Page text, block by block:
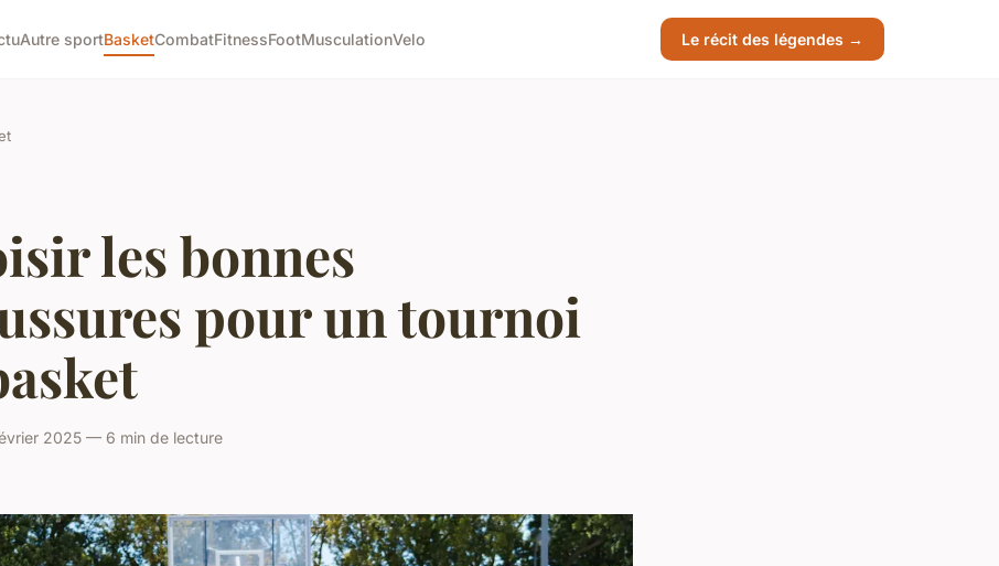
Autre sportBasketCombatFitnessFootMusculationVelo Le récit des légendes →
les bonnes
pour un tournoi
2025 — 6 min de lecture